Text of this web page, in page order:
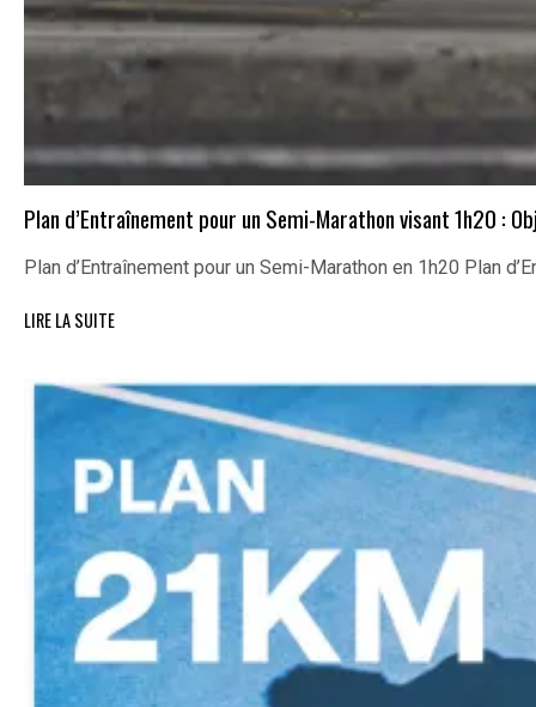
Plan d’Entraînement pour un Semi-Marathon visant 1h20 :
Plan d’Entraînement pour un Semi-Marathon en 1h20 Plan
LIRE LA SUITE